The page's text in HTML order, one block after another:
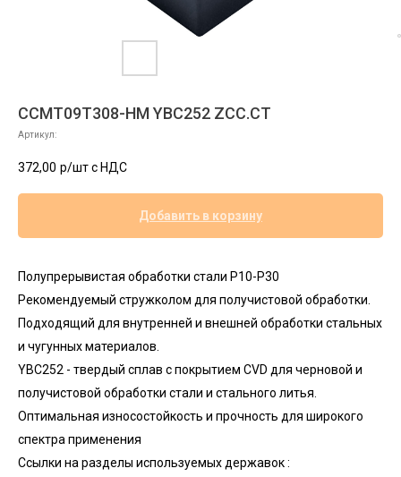
CCMT09T308-HM YBC252 ZCC.CT
Артикул:
372,00 р/шт c НДС
Добавить в корзину
Полупрерывистая обработки стали Р10-Р30
Рекомендуемый стружколом для получистовой обработки.
Подходящий для внутренней и внешней обработки стальных
и чугунных материалов.
YBC252 - твердый сплав с покрытием CVD для черновой и
получистовой обработки стали и стального литья.
Оптимальная износостойкость и прочность для широкого
спектра применения
Ссылки на разделы используемых державок :